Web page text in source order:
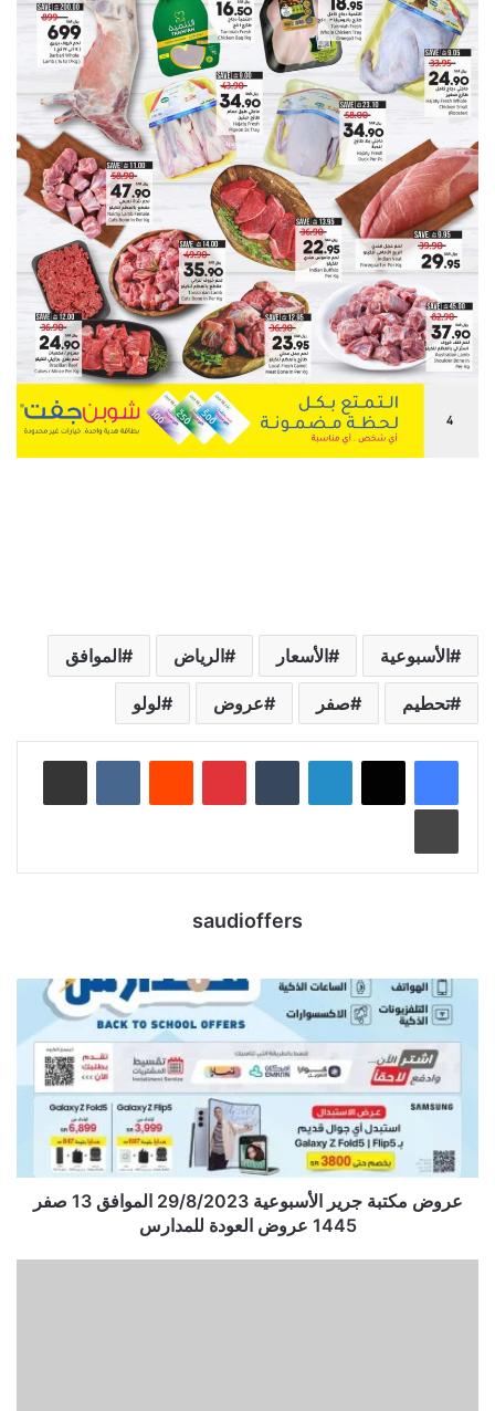
الأسبوعية الأسعار الرياض الموافق
تحطيم صفر عروض لولو
لينكدإن بينتيريست
saudioffers
عروض مكتبة جرير الأسبوعية 29/8/2023 الموافق 13 صفر
1445 عروض العودة للمدارس